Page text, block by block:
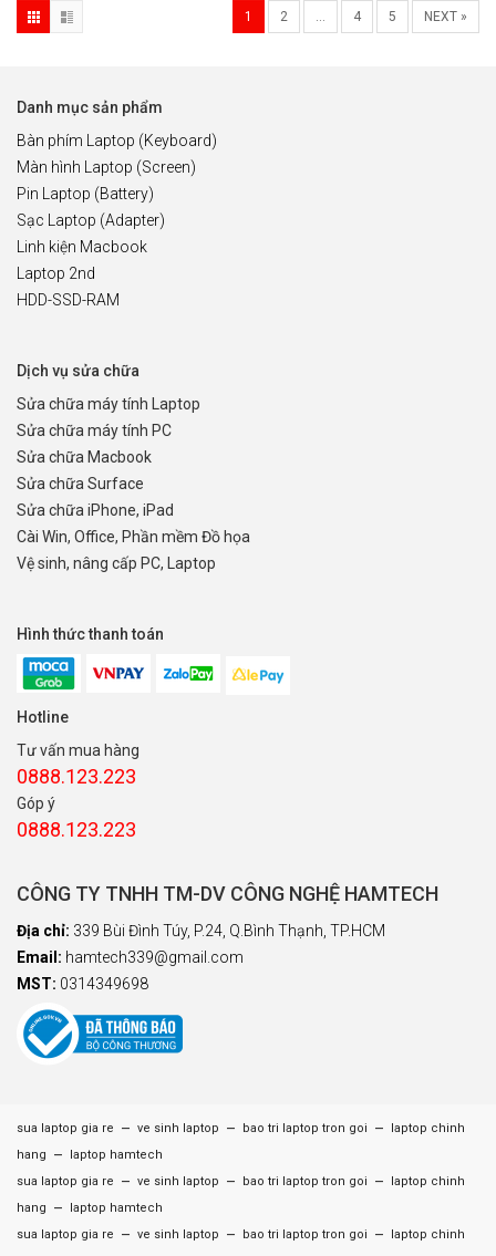
1 2 … 4 5 NEXT »
Danh mục sản phẩm
Bàn phím Laptop (Keyboard)
Màn hình Laptop (Screen)
Pin Laptop (Battery)
Sạc Laptop (Adapter)
Linh kiện Macbook
Laptop 2nd
HDD-SSD-RAM
Dịch vụ sửa chữa
Sửa chữa máy tính Laptop
Sửa chữa máy tính PC
Sửa chữa Macbook
Sửa chữa Surface
Sửa chữa iPhone, iPad
Cài Win, Office, Phần mềm Đồ họa
Vệ sinh, nâng cấp PC, Laptop
Hình thức thanh toán
Hotline
Tư vấn mua hàng
0888.123.223
Góp ý
0888.123.223
CÔNG TY TNHH TM-DV CÔNG NGHỆ HAMTECH
Địa chỉ: 339 Bùi Đình Túy, P.24, Q.Bình Thạnh, TP.HCM
Email: hamtech339@gmail.com
MST: 0314349698
sua laptop gia re – ve sinh laptop – bao tri laptop tron goi –
laptop chinh
hang
–
laptop hamtech
sua laptop gia re
– ve sinh laptop – bao tri laptop tron goi –
laptop chinh
hang
–
laptop hamtech
sua laptop gia re
– ve sinh laptop – bao tri laptop tron goi –
laptop chinh